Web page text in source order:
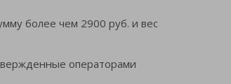
более чем 2900 руб. и вес
операторами